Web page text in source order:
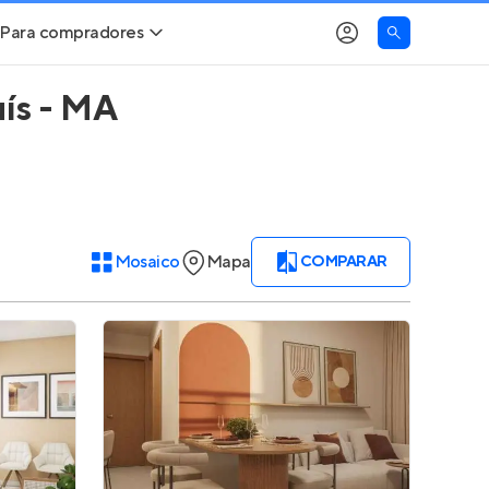
Entrar no Apto
Para compradores
Buscar um imóvel novo
Correção do INCC
Simulador de Financiamento
Encontre um corretor
Entrar no Apto
- MA
Mosaico Mapa COMPARAR